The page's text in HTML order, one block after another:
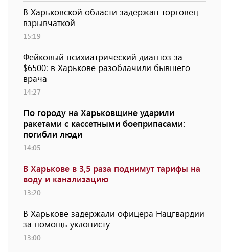
В Харьковской области задержан торговец
взрывчаткой
15:19
Фейковый психиатрический диагноз за
$6500: в Харькове разоблачили бывшего
врача
14:27
По городу на Харьковщине ударили
ракетами с кассетными боеприпасами:
погибли люди
14:05
В Харькове в 3,5 раза поднимут тарифы на
воду и канализацию
13:20
В Харькове задержали офицера Нацгвардии
за помощь уклонисту
13:00